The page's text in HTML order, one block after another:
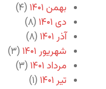
بهمن ۱۴۰۱
(۴)
دی ۱۴۰۱
(۸)
آذر ۱۴۰۱
(۸)
شهریور ۱۴۰۱
(۳)
مرداد ۱۴۰۱
(۳)
تیر ۱۴۰۱
(۱)